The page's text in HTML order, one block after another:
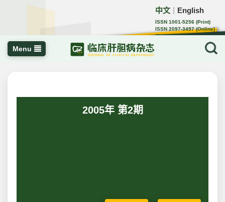
中文 English
ISSN 1001-5256 (Print)
ISSN 2097-3497 (Online)
CN 22-1108/R
Menu
2005年 第2期